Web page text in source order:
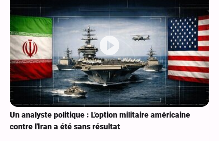
Un analyste politique : L'option militaire américaine
contre l'Iran a été sans résultat